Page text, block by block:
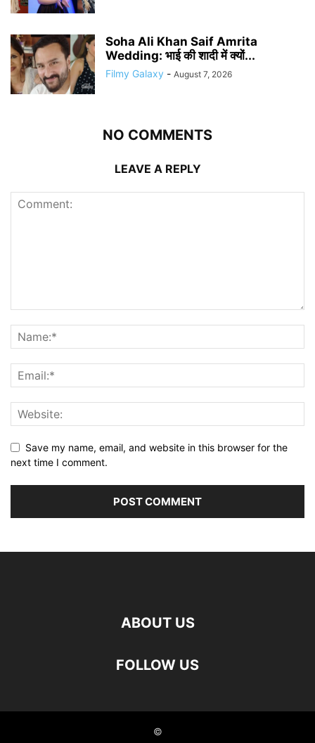
Soha Ali Khan Saif Amrita
Wedding: भाई की शादी में क्यों...
Filmy Galaxy - August 7, 2026
NO COMMENTS
LEAVE A REPLY
Save my name, email, and website in this browser for the
next time I comment.
ABOUT US
FOLLOW US
©